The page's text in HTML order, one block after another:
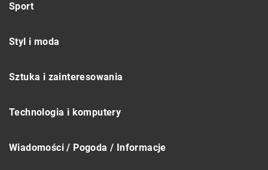
Sport
Styl i moda
Sztuka i zainteresowania
Technologia i komputery
Wiadomości / Pogoda / Informacje